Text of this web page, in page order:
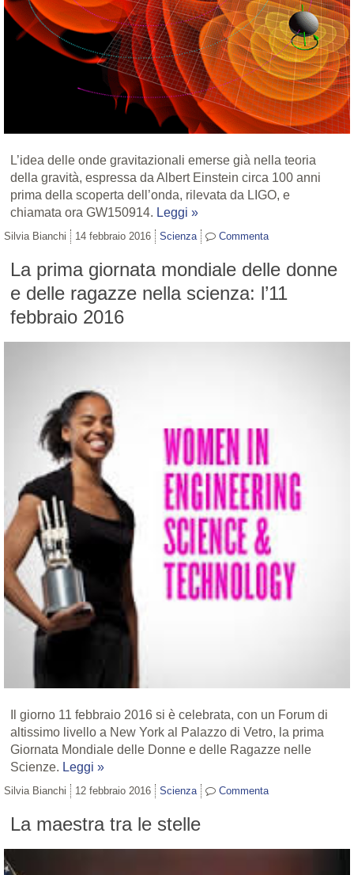
L’idea delle onde gravitazionali emerse già nella teoria
della gravità, espressa da Albert Einstein circa 100 anni
prima della scoperta dell’onda, rilevata da LIGO, e
chiamata ora GW150914. Leggi »
Silvia Bianchi 14 febbraio 2016 Scienza Commenta
La prima giornata mondiale delle donne
e delle ragazze nella scienza: l’11
febbraio 2016
Il giorno 11 febbraio 2016 si è celebrata, con un Forum di
altissimo livello a New York al Palazzo di Vetro, la prima
Giornata Mondiale delle Donne e delle Ragazze nelle
Scienze. Leggi »
Silvia Bianchi 12 febbraio 2016 Scienza Commenta
La maestra tra le stelle